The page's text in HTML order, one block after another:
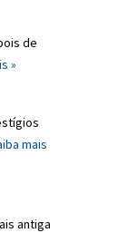
de
»
mais
antiga